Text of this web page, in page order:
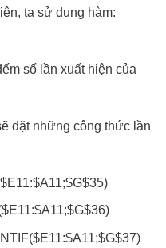
ta sử dụng hàm:
số lần xuất hiện của
đặt những công thức lần